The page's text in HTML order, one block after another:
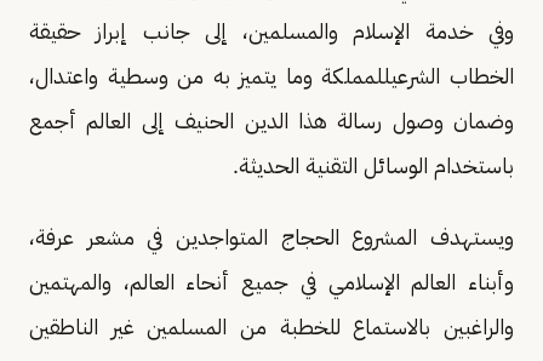
وفي خدمة الإسلام والمسلمين، إلى جانب إبراز حقيقة
الخطاب الشرعيللمملكة وما يتميز به من وسطية واعتدال،
وضمان وصول رسالة هذا الدين الحنيف إلى العالم أجمع
باستخدام الوسائل التقنية الحديثة.
ويستهدف المشروع الحجاج المتواجدين في مشعر عرفة،
وأبناء العالم الإسلامي في جميع أنحاء العالم، والمهتمين
والراغبين بالاستماع للخطبة من المسلمين غير الناطقين